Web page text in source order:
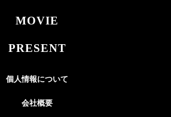
MOVIE
PRESENT
個人情報について
会社概要